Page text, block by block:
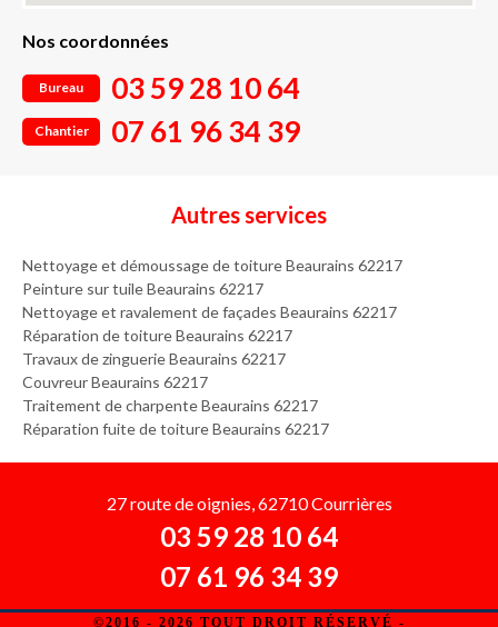
Nos coordonnées
Bureau 03 59 28 10 64
Chantier 07 61 96 34 39
Autres services
Nettoyage et démoussage de toiture Beaurains 62217
Peinture sur tuile Beaurains 62217
Nettoyage et ravalement de façades Beaurains 62217
Réparation de toiture Beaurains 62217
Travaux de zinguerie Beaurains 62217
Couvreur Beaurains 62217
Traitement de charpente Beaurains 62217
Réparation fuite de toiture Beaurains 62217
27 route de oignies, 62710 Courrières
03 59 28 10 64
07 61 96 34 39
©2016 - 2026 TOUT DROIT RÉSERVÉ -